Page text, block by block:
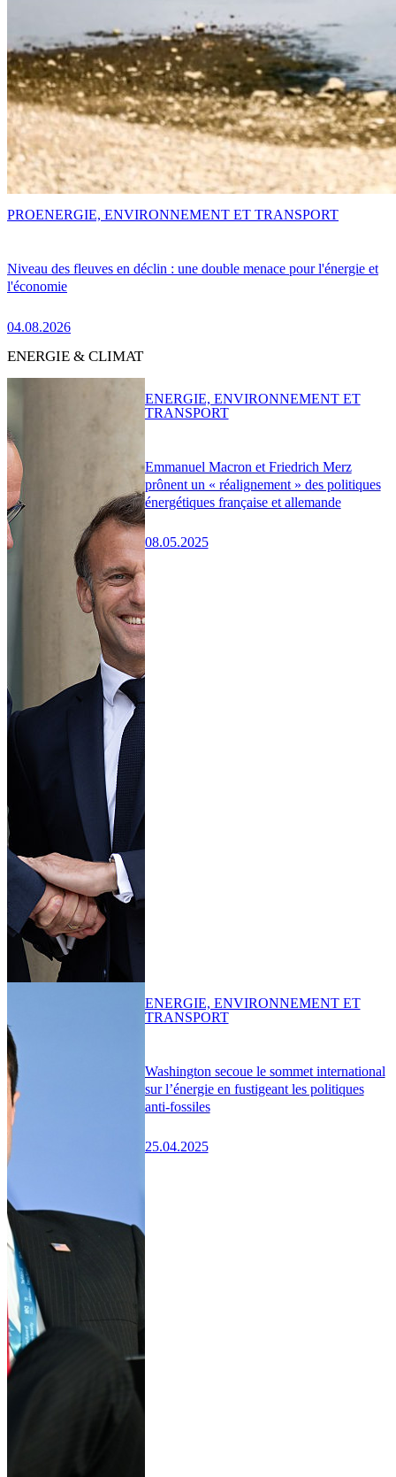
Niveau des fleuves en déclin : une double menace pour l'énergie et
l'économie
04.08.2026
PROENERGIE, ENVIRONNEMENT ET TRANSPORT
ENERGIE & CLIMAT
Emmanuel Macron et Friedrich Merz
prônent un « réalignement » des politiques
énergétiques française et allemande
08.05.2025
ENERGIE, ENVIRONNEMENT ET
TRANSPORT
Washington secoue le sommet international
sur l’énergie en fustigeant les politiques
anti-fossiles
25.04.2025
ENERGIE, ENVIRONNEMENT ET
TRANSPORT